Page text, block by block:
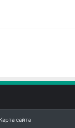
Карта сайта